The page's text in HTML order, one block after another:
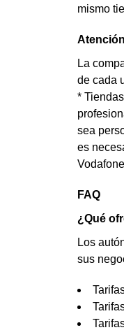
mismo
La
de cada
*
sea
es
FAQ
¿Qué
Los
sus